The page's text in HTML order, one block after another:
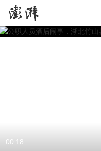
00:18